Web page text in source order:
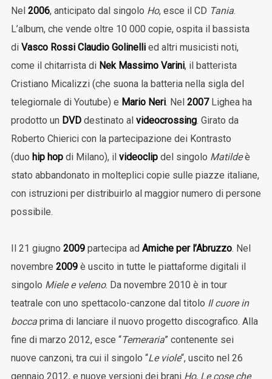
Nel 2006, anticipato dal singolo Ho, esce il CD Tania.
L’album, che vende oltre 10 000 copie, ospita il bassista
di Vasco Rossi Claudio Golinellied altri musicisti noti,
come il chitarrista di Nek Massimo Varini, il batterista
Cristiano Micalizzi (che suona la batteria nella sigla del
telegiornale di Youtube) e Mario Neri. Nel 2007Lighea ha
prodotto un DVDdestinato al videocrossing. Girato da
Roberto Chierici con la partecipazione dei Kontrasto
(duo hip hopdi Milano), il videoclipdel singolo Matildeè
stato abbandonato in molteplici copie sulle piazze italiane,
con istruzioni per distribuirlo al maggior numero di persone
possibile.
Il 21 giugno 2009partecipa ad Amiche per l’Abruzzo. Nel
novembre 2009è uscito in tutte le piattaforme digitali il
singolo Miele e veleno. Da novembre 2010 è in tour
teatrale con uno spettacolo-canzone dal titolo Il cuore in
boccaprima di lanciare il nuovo progetto discografico. Alla
fine di marzo 2012, esce “Temeraria” contenente sei
nuove canzoni, tra cui il singolo “Le viole“, uscito nel 26
gennaio 2012, e nuove versioni dei brani Ho, Le cose che